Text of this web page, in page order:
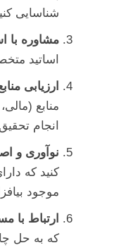
شناسایی
مشاوره با
اساتید
ارزیابی
منابع
انجام
نوآوری و
کنید که
موجود
ارتباط با
که به حل